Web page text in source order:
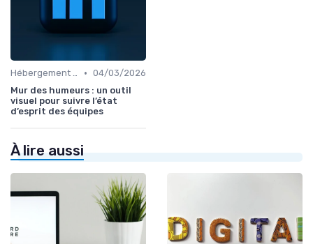
Hébergement et Maintenance Web • 04/03/2026
Mur des humeurs : un outil
visuel pour suivre l’état
d’esprit des équipes
À lire aussi